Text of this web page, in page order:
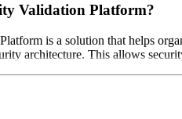
Validation Platform?
is a solution that helps
architecture. This allows